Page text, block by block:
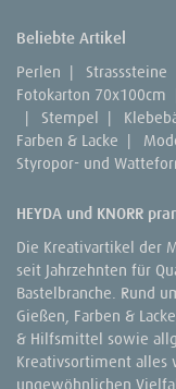
Beliebte Artikel
Perlen | Strasssteine
Fotokarton 70x100cm
|
Stempel |
Farben & Lacke |
Styropor- und
HEYDA und KNORR
Die Kreativartikel der
seit Jahrzehnten für
Bastelbranche. Rund
Gießen, Farben &
& Hilfsmittel sowie
Kreativsortiment alles
ungewöhnlichen